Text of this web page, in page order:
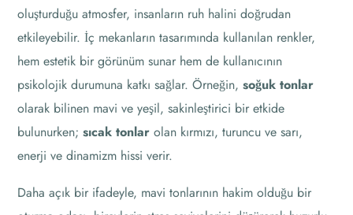
oluşturduğu atmosfer, insanların ruh halini doğrudan
etkileyebilir. İç mekanların tasarımında kullanılan renkler,
hem estetik bir görünüm sunar hem de kullanıcının
psikolojik durumuna katkı sağlar. Örneğin,soğuk tonlar
olarak bilinen mavi ve yeşil, sakinleştirici bir etkide
bulunurken;sıcak tonlar olan kırmızı, turuncu ve sarı,
enerji ve dinamizm hissi verir.
Daha açık bir ifadeyle, mavi tonlarının hakim olduğu bir